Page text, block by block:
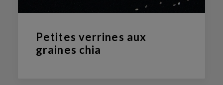
Petites verrines aux
graines chia